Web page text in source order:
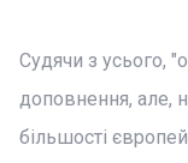
Судячи з усього,
доповнення, але,
більшості